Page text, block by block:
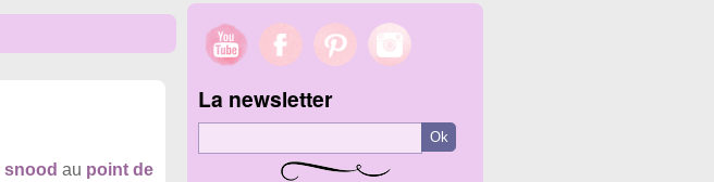
snood au point de
La newsletter